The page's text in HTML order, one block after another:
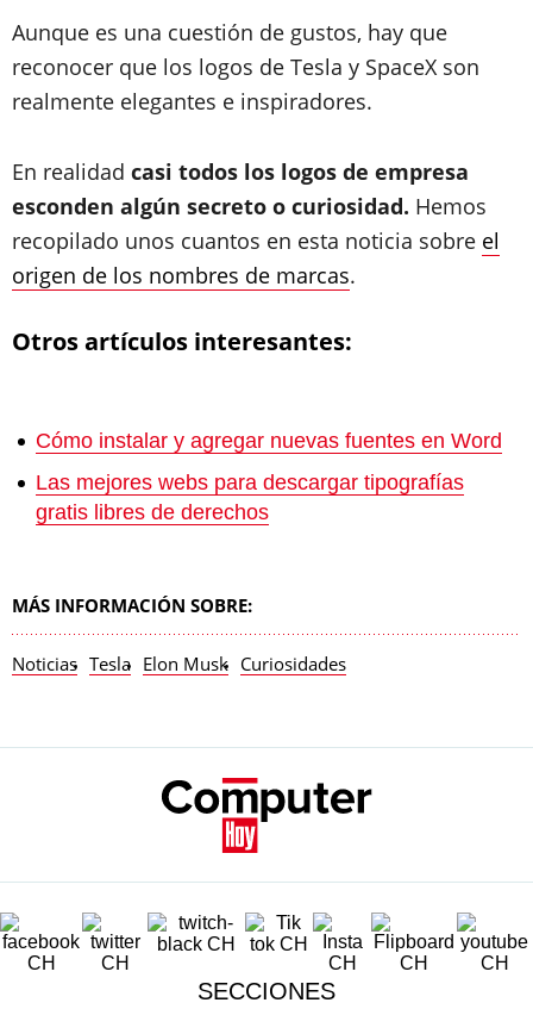
Aunque es una cuestión de gustos, hay que
reconocer que los logos de Tesla y SpaceX son
realmente elegantes e inspiradores.
En realidad casi todos los logos de empresa
esconden algún secreto o curiosidad. Hemos
recopilado unos cuantos en esta noticia sobre el
origen de los nombres de marcas.
Otros artículos interesantes:
Cómo instalar y agregar nuevas fuentes en Word
Las mejores webs para descargar tipografías
gratis libres de derechos
MÁS INFORMACIÓN SOBRE:
Noticias Tesla Elon Musk Curiosidades
SECCIONES